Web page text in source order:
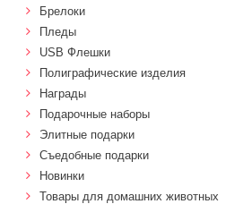
Брелоки
Пледы
USB Флешки
Полиграфические изделия
Награды
Подарочные наборы
Элитные подарки
Cъедобные подарки
Новинки
Товары для домашних животных